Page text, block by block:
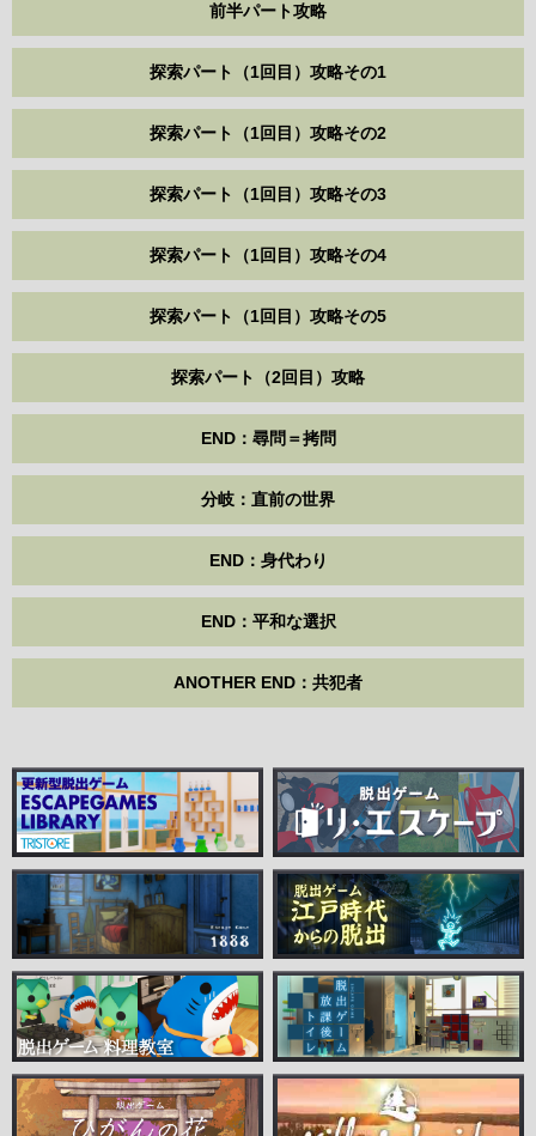
前半パート攻略
探索パート（1回目）攻略その1
探索パート（1回目）攻略その2
探索パート（1回目）攻略その3
探索パート（1回目）攻略その4
探索パート（1回目）攻略その5
探索パート（2回目）攻略
END：尋問＝拷問
分岐：直前の世界
END：身代わり
END：平和な選択
ANOTHER END：共犯者